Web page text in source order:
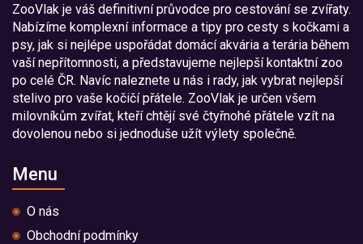
ZooVlak je váš definitivní průvodce pro cestování se zvířaty.
Nabízíme komplexní informace a tipy pro cesty s kočkami a
psy, jak si nejlépe uspořádat domácí akvária a terária během
vaší nepřítomnosti, a představujeme nejlepší kontaktní zoo
po celé ČR. Navíc naleznete u nás i rady, jak vybrat nejlepší
stelivo pro vaše kočičí přátele. ZooVlak je určen všem
milovníkům zvířat, kteří chtějí své čtyřnohé přátele vzít na
dovolenou nebo si jednoduše užít výlety společně.
Menu
O nás
Obchodní podmínky